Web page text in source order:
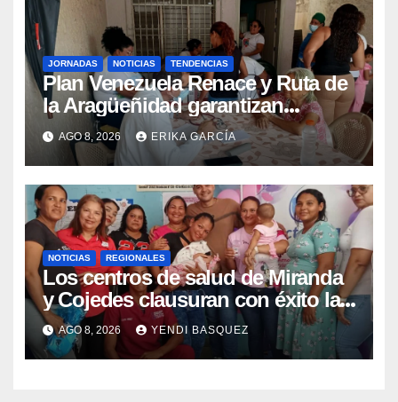
JORNADAS NOTICIAS TENDENCIAS
Plan Venezuela Renace y Ruta de
la Aragüeñidad garantizan
atención médica integral en
Aragua
AGO 8, 2026 ERIKA GARCÍA
NOTICIAS REGIONALES
Los centros de salud de Miranda
y Cojedes clausuran con éxito la
Semana Mundial de la Lactancia
Materna
AGO 8, 2026 YENDI BASQUEZ